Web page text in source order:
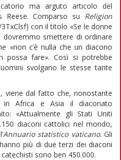
ma arguto articolo del
Reese. Comparso su Religion
con il titolo «Se le donne
smettere di ordinare
«non c’è nulla che un diacono
fare». Così si potrebbe
svolgano le stesse tante
viene dal fatto che, nonostante
in Africa e Asia il diaconato
«Attualmente gli Stati Uniti
diaconi cattolici nel mondo,
Annuario statistico vaticano. Gli
più di due terzi dei diaconi
sono ben 450.000.